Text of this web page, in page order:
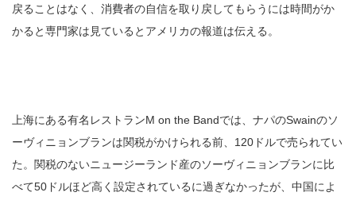
戻ることはなく、消費者の自信を取り戻してもらうには時間がか
かると専門家は見ているとアメリカの報道は伝える。
上海にある有名レストランM on the Bandでは、ナパのSwainのソ
ーヴィニョンブランは関税がかけられる前、120ドルで売られてい
た。関税のないニュージーランド産のソーヴィニョンブランに比
べて50ドルほど高く設定されているに過ぎなかったが、中国によ